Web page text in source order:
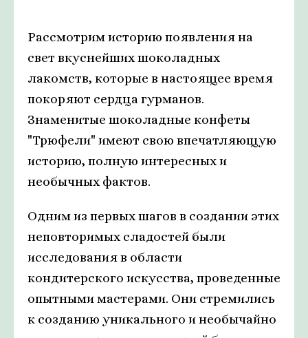
Рассмотрим историю появления на
свет вкуснейших шоколадных
лакомств, которые в настоящее время
покоряют сердца гурманов.
Знаменитые шоколадные конфеты
"Трюфели" имеют свою впечатляющую
историю, полную интересных и
необычных фактов.
Одним из первых шагов в создании этих
неповторимых сладостей были
исследования в области
кондитерского искусства, проведенные
опытными мастерами. Они стремились
к созданию уникального и необычайно